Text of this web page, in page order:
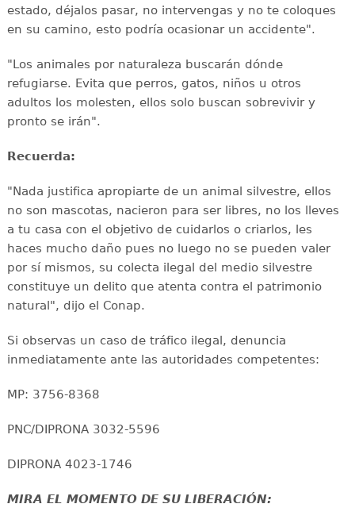
estado, déjalos pasar, no intervengas y no te coloques
en su camino, esto podría ocasionar un accidente".
"Los animales por naturaleza buscarán dónde
refugiarse. Evita que perros, gatos, niños u otros
adultos los molesten, ellos solo buscan sobrevivir y
pronto se irán".
Recuerda:
"Nada justifica apropiarte de un animal silvestre, ellos
no son mascotas, nacieron para ser libres, no los lleves
a tu casa con el objetivo de cuidarlos o criarlos, les
haces mucho daño pues no luego no se pueden valer
por sí mismos, su colecta ilegal del medio silvestre
constituye un delito que atenta contra el patrimonio
natural", dijo el Conap.
Si observas un caso de tráfico ilegal, denuncia
inmediatamente ante las autoridades competentes:
MP: 3756-8368
PNC/DIPRONA 3032-5596
DIPRONA 4023-1746
MIRA EL MOMENTO DE SU LIBERACIÓN: